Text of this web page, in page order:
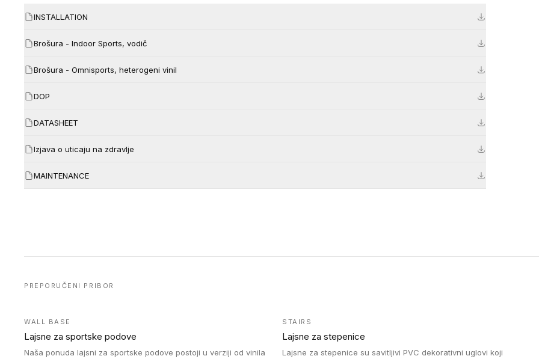
INSTALLATION
Brošura - Indoor Sports, vodič
Brošura - Omnisports, heterogeni vinil
DOP
DATASHEET
Izjava o uticaju na zdravlje
MAINTENANCE
PREPORUČENI PRIBOR
WALL BASE
Lajsne za sportske podove
Naša ponuda lajsni za sportske podove postoji u verziji od vinila
STAIRS
Lajsne za stepenice
Lajsne za stepenice su savitljivi PVC dekorativni uglovi koji